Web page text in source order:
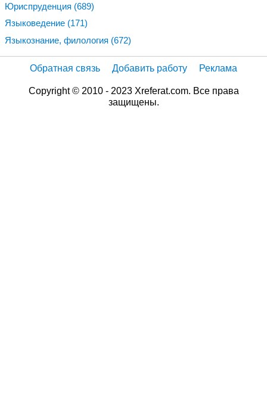
Юриспруденция (689)
Языковедение (171)
Языкознание, филология (672)
Обратная связь Добавить работу Реклама
Copyright © 2010 - 2023 Xreferat.com. Все права
защищены.